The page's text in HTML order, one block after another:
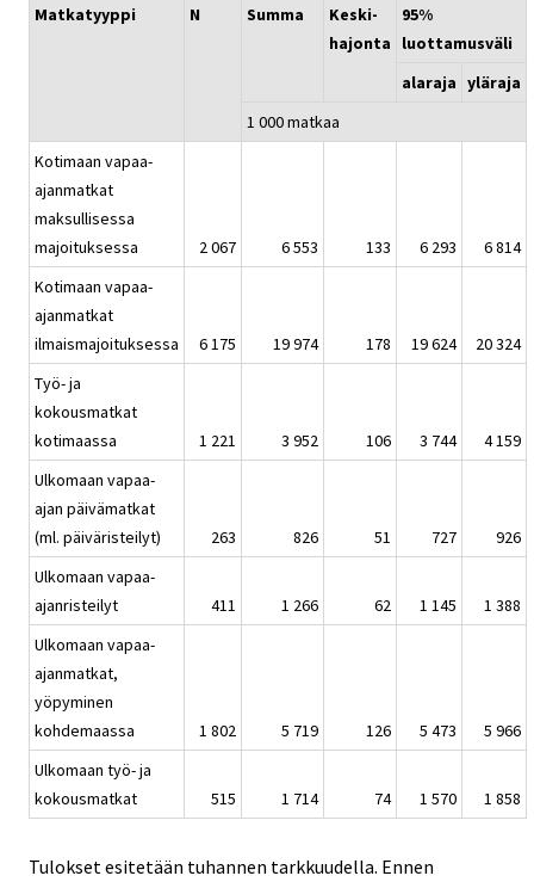
Matkatyyppi N Summa
Keski-
hajonta
95%
luottamusväli
alaraja yläraja
1 000 matkaa
Kotimaan vapaa-
ajanmatkat
maksullisessa
majoituksessa
2 067 6 553 133 6 293
6 814
Kotimaan vapaa-
ajanmatkat
ilmaismajoituksessa
6 175 19 974 178 19 624
20 324
Työ- ja
kokousmatkat
kotimaassa
1 221 3 952 106 3 744
4 159
Ulkomaan vapaa-
ajan päivämatkat
(ml. päiväristeilyt)
263 826 51 727
926
Ulkomaan vapaa-
ajanristeilyt
411 1 266 62 1 145
1 388
Ulkomaan vapaa-
ajanmatkat,
yöpyminen
kohdemaassa
1 802 5 719 126 5 473
5 966
Ulkomaan työ- ja
kokousmatkat
515 1 714 74 1 570 1 858
Tulokset esitetään tuhannen tarkkuudella. Ennen